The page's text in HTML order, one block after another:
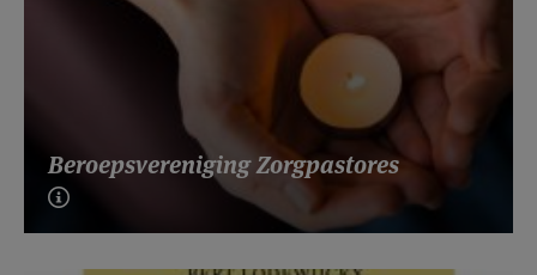
Beroepsvereniging Zorgpastores